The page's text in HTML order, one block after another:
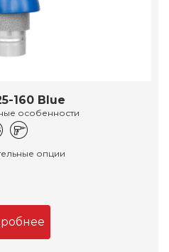
160 Blue
особенности
опции